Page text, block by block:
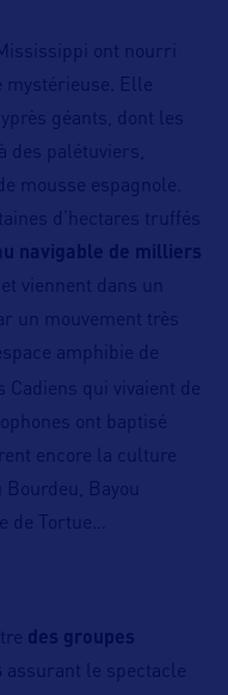
ont nourri
mystérieuse. Elle
géants, dont les
des palétuviers,
mousse espagnole.
d’hectares truffés
navigable de milliers
viennent dans un
un mouvement très
amphibie de
Cadiens qui vivaient de
ont baptisé
encore la culture
Bourdeu, Bayou
de Tortue…
des groupes
assurant le spectacle